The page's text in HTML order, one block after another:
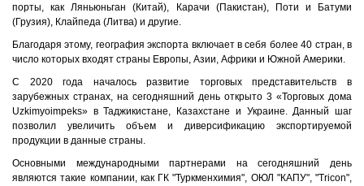
порты, как Ляньюньган (Китай), Карачи (Пакистан), Поти и Батуми
(Грузия), Клайпеда (Литва) и другие.
Благодаря этому, география экспорта включает в себя более 40 стран, в
число которых входят страны Европы, Азии, Африки и Южной Америки.
С 2020 года началось развитие торговых представительств в
зарубежных странах, на сегодняшний день открыто 3 «Торговых дома
Uzkimyoimpeks» в Таджикистане, Казахстане и Украине. Данный шаг
позволил увеличить объем и диверсификацию экспортируемой
продукции в данные страны.
Основными международными партнерами на сегодняшний день
являются такие компании, как ГК "Туркменхимия", ОЮЛ "КАПУ", "Tricon",